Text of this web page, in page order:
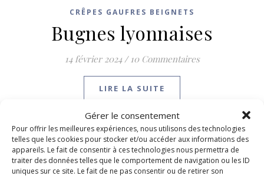
Gérer le consentement
Pour offrir les meilleures expériences, nous utilisons des technologies
telles que les cookies pour stocker et/ou accéder aux informations des
appareils. Le fait de consentir à ces technologies nous permettra de
traiter des données telles que le comportement de navigation ou les ID
uniques sur ce site. Le fait de ne pas consentir ou de retirer son
CRÊPES GAUFRES BEIGNETS
Bugnes lyonnaises
14 février 2024 / 10 Commentaires
LIRE LA SUITE